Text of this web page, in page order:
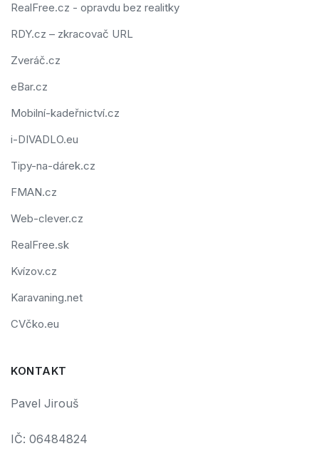
RealFree.cz - opravdu bez realitky
RDY.cz – zkracovač URL
Zveráč.cz
eBar.cz
Mobilní-kadeřnictví.cz
i-DIVADLO.eu
Tipy-na-dárek.cz
FMAN.cz
Web-clever.cz
RealFree.sk
Kvízov.cz
Karavaning.net
CVčko.eu
KONTAKT
Pavel Jirouš
IČ: 06484824